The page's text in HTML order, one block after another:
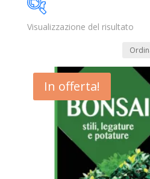
7 8
Disponibile
In offerta(1)
Categorie prodotto
Trovaprezzi(0)
Visualizzazione del risultato
In offerta!